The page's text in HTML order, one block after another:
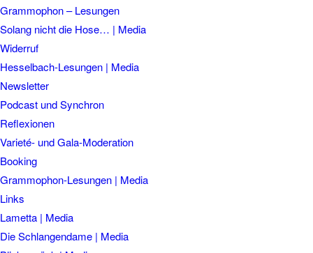
Grammophon – Lesungen
Solang nicht die Hose… | Media
Widerruf
Hesselbach-Lesungen | Media
Newsletter
Podcast und Synchron
Reflexionen
Varieté- und Gala-Moderation
Booking
Grammophon-Lesungen | Media
Links
Lametta | Media
Die Schlangendame | Media